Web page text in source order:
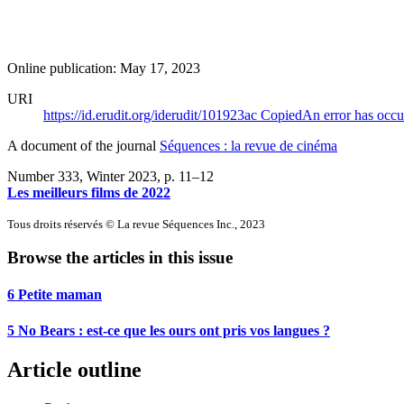
Online publication: May 17, 2023
URI
https://id.erudit.org/iderudit/101923ac CopiedAn error has
A document of the journal Séquences : la revue de cinéma
Number 333, Winter 2023, p. 11–12
Les meilleurs films de 2022
Tous droits réservés © La revue Séquences Inc., 2023
Browse the articles in this issue
6 Petite maman
5 No Bears : est-ce que les ours ont pris vos langues ?
Article outline